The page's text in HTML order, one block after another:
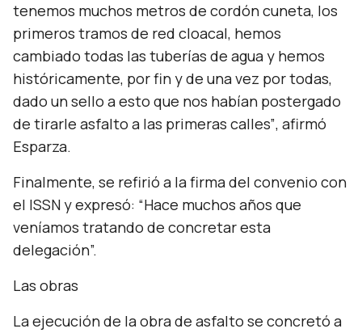
tenemos muchos metros de cordón cuneta, los
primeros tramos de red cloacal, hemos
cambiado todas las tuberías de agua y hemos
históricamente, por fin y de una vez por todas,
dado un sello a esto que nos habían postergado
de tirarle asfalto a las primeras calles”, afirmó
Esparza.
Finalmente, se refirió a la firma del convenio con
el ISSN y expresó: “Hace muchos años que
veníamos tratando de concretar esta
delegación”.
Las obras
La ejecución de la obra de asfalto se concretó a